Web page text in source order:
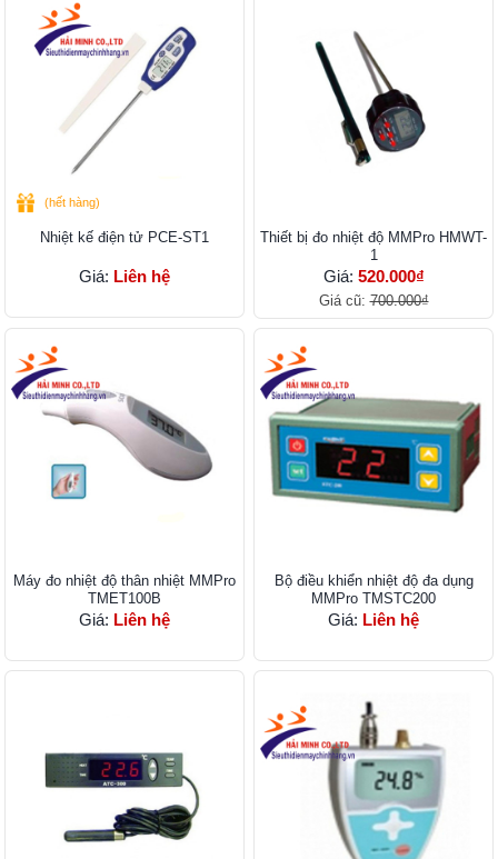
(hết hàng)
Nhiệt kế điện tử PCE-ST1
Giá: Liên hệ
Thiết bị đo nhiệt độ MMPro HMWT-
1
Giá: 520.000₫
Giá cũ:700.000₫
Máy đo nhiệt độ thân nhiệt MMPro
TMET100B
Giá: Liên hệ
Bộ điều khiển nhiệt độ đa dụng
MMPro TMSTC200
Giá: Liên hệ